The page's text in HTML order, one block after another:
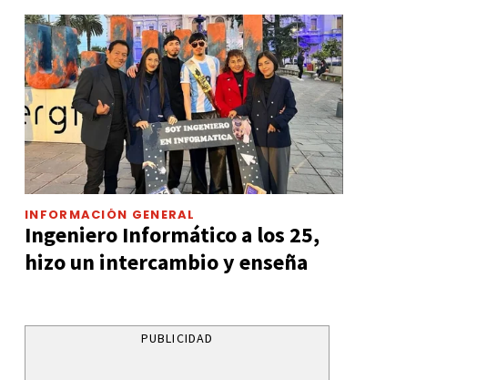
INFORMACIÓN GENERAL
Ingeniero Informático a los 25,
hizo un intercambio y enseña
PUBLICIDAD